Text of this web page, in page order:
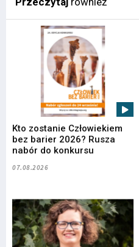
Kto zostanie Człowiekiem
bez barier 2026? Rusza
nabór do konkursu
07.08.2026